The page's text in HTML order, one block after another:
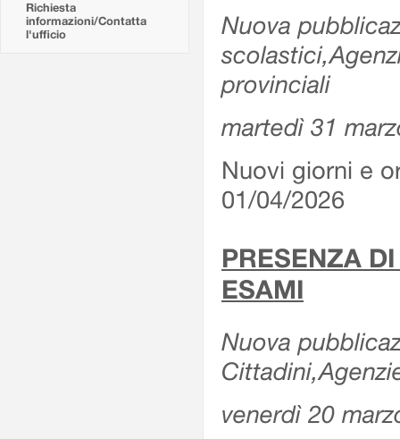
Richiesta
informazioni/Contatta
l'ufficio
Nuova
provinciali
martedì 31
Nuovi giorni e
01/04/2026
PRESENZA
ESAMI
Nuova
venerdì 20